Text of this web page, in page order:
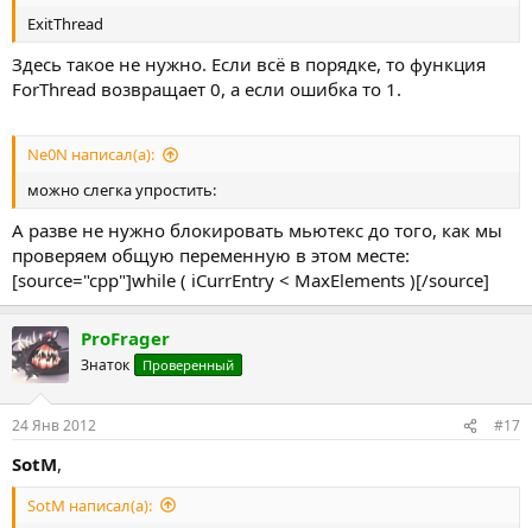
ExitThread
Здесь такое не нужно. Если всё в порядке, то функция
ForThread возвращает 0, а если ошибка то 1.
Ne0N написал(а):
можно слегка упростить:
А разве не нужно блокировать мьютекс до того, как мы
проверяем общую переменную в этом месте:
[source="cpp"]while ( iCurrEntry < MaxElements )[/source]
ProFrager
Знаток Проверенный
24 Янв 2012 #17
SotM,
SotM написал(а):